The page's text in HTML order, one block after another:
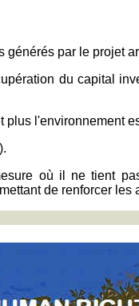
par le projet
du capital
plus l'environnement
où il ne tient
de renforcer